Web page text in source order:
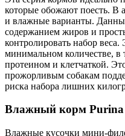
которые обожают поесть. В
и влажные варианты.
содержанием жиров и
контролировать набор
минимальном количестве, в
протеином и клетчаткой.
прожорливым собакам
риска набора лишних
Влажный корм Purina
Влажные кусочки мини-